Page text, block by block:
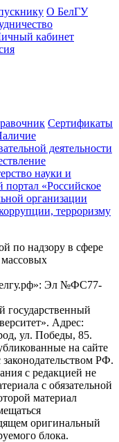
О БелГУ
кабинет
Сертификаты
деятельности
науки и
«Российское
организации
терроризму
по надзору в сфере
Эл №ФС77-
Адрес:
ул. Победы, 85.
на сайте
РФ.
с редакцией не
с обязательной
материал
оригинальный
блока.